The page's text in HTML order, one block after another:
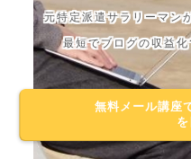
元特定派遣サラリーマン
最短でブログの収益
無料メール講座